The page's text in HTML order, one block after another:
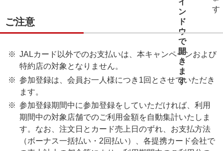
ご注意
JALカード以外でのお支払いは、本キャンペーンおよび
特約店の対象となりません。
参加登録は、会員お一人様につき1回とさせていただき
ます。
参加登録期間中に参加登録をしていただければ、利用
期間中の対象店舗でのご利用金額を自動集計いたしま
す。なお、注文日とカード売上日のずれ、お支払方法
（ボーナス一括払い・2回払い）、各提携カード会社で